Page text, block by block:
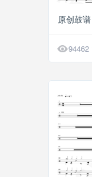
94462